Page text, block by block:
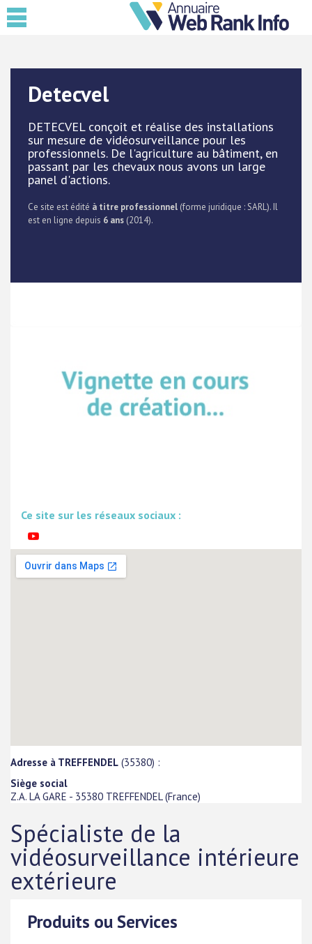
Detecvel
DETECVEL conçoit et réalise des installations
sur mesure de vidéosurveillance pour les
professionnels. De l'agriculture au bâtiment, en
passant par les chevaux nous avons un large
panel d'actions.
Ce site est édité à titre professionnel (forme juridique : SARL). Il
est en ligne depuis 6 ans (2014).
Ce site sur les réseaux sociaux :
Adresse à TREFFENDEL (35380) :
Siège social
Z.A. LA GARE - 35380 TREFFENDEL(France)
Spécialiste de la
vidéosurveillance intérieure
extérieure
Produits ou Services